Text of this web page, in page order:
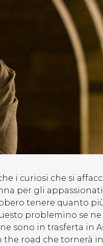
i curiosi che si
per gli
tenere quanto
problemino se ne
sono in trasferta in
the road che tornerà